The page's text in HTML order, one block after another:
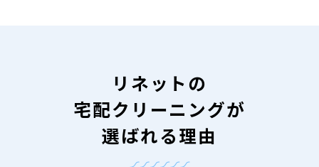
リネットの
宅配クリーニングが
選ばれる理由